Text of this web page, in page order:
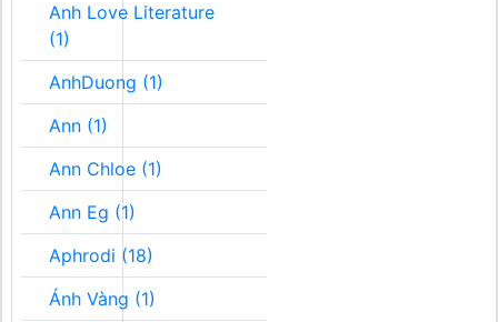
Anh Love Literature
(1)
AnhDuong (1)
Ann (1)
Ann Chloe (1)
Ann Eg (1)
Aphrodi (18)
Ánh Vàng (1)